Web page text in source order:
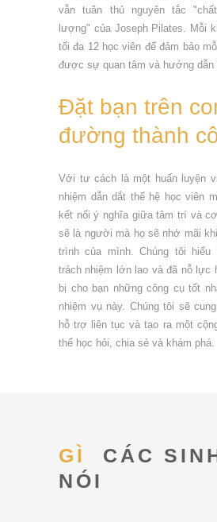
vẫn tuân thủ nguyên tắc
lượng" của Joseph Pilates. Mỗi
tối đa 12 học viên để đảm bảo
được sự quan tâm và hướng dẫn
Đặt bạn trên
đường thành
Với tư cách là một huấn luyện
nhiệm dẫn dắt thế hệ học viên
kết nối ý nghĩa giữa tâm trí và
sẽ là người mà họ sẽ nhớ mãi
trình của mình. Chúng tôi hiểu
trách nhiệm lớn lao và đã nỗ lực
bị cho bạn những công cụ tốt
nhiệm vụ này. Chúng tôi sẽ
hỗ trợ liên tục và tạo ra một
thể học hỏi, chia sẻ và khám phá.
GÌ CÁC
NÓI